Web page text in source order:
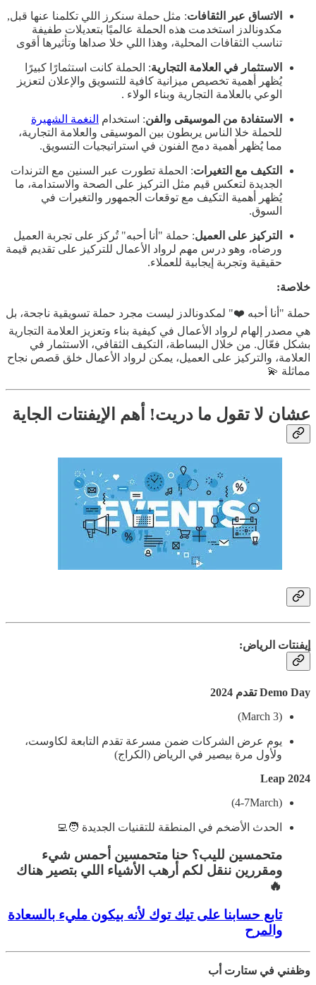
الاتساق عبر الثقافات: مثل حملة سنكرز اللي تكلمنا عنها قبل,
مكدونالدز استخدمت هذه الحملة عالميًا بتعديلات طفيفة
تناسب الثقافات المحلية، وهذا اللي خلا صداها وتأثيرها أقوى
الاستثمار في العلامة التجارية: الحملة كانت استثمارًا كبيرًا
يُظهر أهمية تخصيص ميزانية كافية للتسويق والإعلان لتعزيز
الوعي بالعلامة التجارية وبناء الولاء .
الاستفادة من الموسيقى والفن: استخدام النغمة الشهيرة
للحملة خلا الناس يربطون بين الموسيقى والعلامة التجارية،
مما يُظهر أهمية دمج الفنون في استراتيجيات التسويق.
التكيف مع التغيرات: الحملة تطورت عبر السنين مع الترندات
الجديدة لتعكس قيم مثل التركيز على الصحة والاستدامة، ما
يُظهر أهمية التكيف مع توقعات الجمهور والتغيرات في
السوق.
التركيز على العميل: حملة "أنا أحبه" تُركز على تجربة العميل
ورضاه، وهو درس مهم لرواد الأعمال للتركيز على تقديم قيمة
حقيقية وتجربة إيجابية للعملاء.
خلاصة:
حملة "أنا أحبه ❤️" لمكدونالدز ليست مجرد حملة تسويقية ناجحة، بل
هي مصدر إلهام لرواد الأعمال في كيفية بناء وتعزيز العلامة التجارية
بشكل فعّال. من خلال البساطة، التكيف الثقافي، الاستثمار في
العلامة، والتركيز على العميل، يمكن لرواد الأعمال خلق قصص نجاح
مماثلة 💫
عشان لا تقول ما دريت! أهم الإيفنتات الجاية
إيفنتات الرياض:
Demo Day تقدم 2024
(3 March)
يوم عرض الشركات ضمن مسرعة تقدم التابعة لكاوست،
ولأول مرة بيصير في الرياض (الكراج)
Leap 2024
(4-7March)
الحدث الأضخم في المنطقة للتقنيات الجديدة 🧑‍💻
متحمسين لليب؟ حنا متحمسين أحمس شيء
ومقررين ننقل لكم أرهب الأشياء اللي بتصير هناك
🔥
تابع حسابنا على تيك توك لأنه بيكون مليء بالسعادة
والمرح
وظفني في ستارت أب